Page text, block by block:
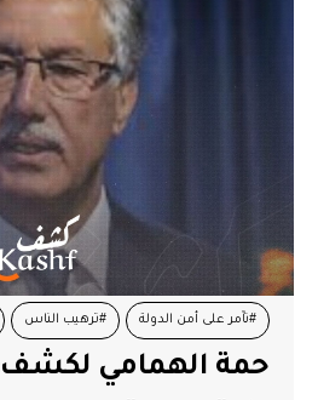
#تآمر على أمن الدولة #ترهيب الناس
#حمة الهمامي
حمة الهمامي لكشف: